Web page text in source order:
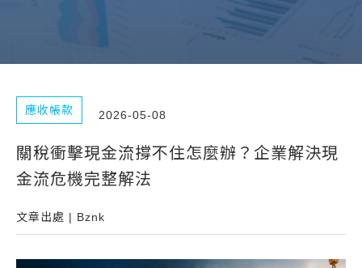
房屋副擔保融資
常見問題
帳款轉讓
企業專案融資
應收帳款 2026-05-08
關稅衝擊現金流撐不住怎麼辦？企業解決現
金流危機完整解法
文章出處 | Bznk